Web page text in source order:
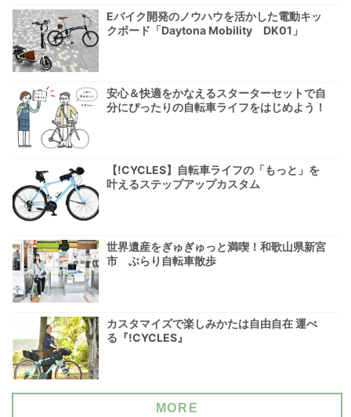
Eバイク開発のノウハウを活かした電動キッ
クボード「Daytona Mobility DK01」
安心＆快適をかなえるスターターセットで自
分にぴったりの自転車ライフをはじめよう！
【!CYCLES】自転車ライフの「もっと」を
叶えるステップアップカスタム
世界遺産をぎゅぎゅっと満喫！和歌山県新宮
市 ぶらり自転車散歩
カスタマイズで楽しみかたは自由自在 運べ
る『!CYCLES』
MORE